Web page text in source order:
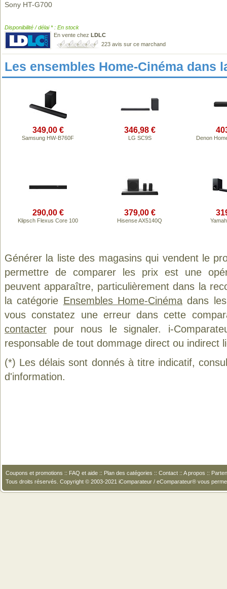
Sony HT-G700
Disponibilité / délai * : En stock
En vente chez LDLC
223 avis sur ce marchand
Les ensembles Home-Cinéma dans
349,00 €
Samsung HW-B760F
346,98 €
LG SC9S Denon
290,00 €
Klipsch Flexus Core 100
379,00 €
Hisense AX5140Q
Générer la liste des magasins qui vendent le
permettre de comparer les prix est une
peuvent apparaître, particulièrement dans la
la catégorie Ensembles Home-Cinémadans les
vous constatez une erreur dans cette
contacter pour nous le signaler. i-
responsable de tout dommage direct ou indirect
(*) Les délais sont donnés à titre indicatif,
d'information.
Coupons et promotions :: FAQ et aide :: Plan des catégories :: Contact :: A propos ::
Tous droits réservés. Copyright © 2003-2021 iComparateur / eComparateur® vous